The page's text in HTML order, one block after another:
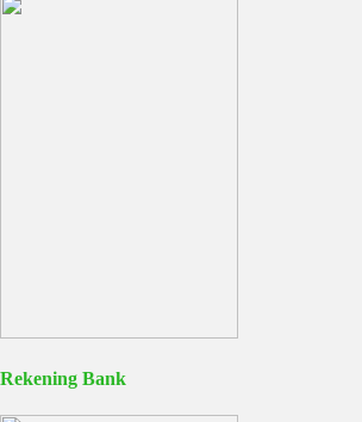
Rekening Bank